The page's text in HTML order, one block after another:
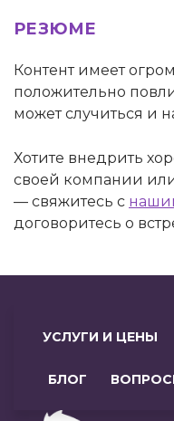
РЕЗЮМЕ
Контент имеет
положительно
может случиться и
Хотите внедрить
своей компании
— свяжитесь с
договоритесь о
УСЛУГИ И ЦЕНЫ
БЛОГ